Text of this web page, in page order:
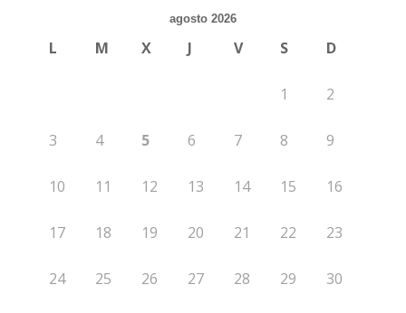
agosto 2026
L M X J V S D
1 2
3 4 5 6 7 8 9
10 11 12 13 14 15 16
17 18 19 20 21 22 23
24 25 26 27 28 29 30